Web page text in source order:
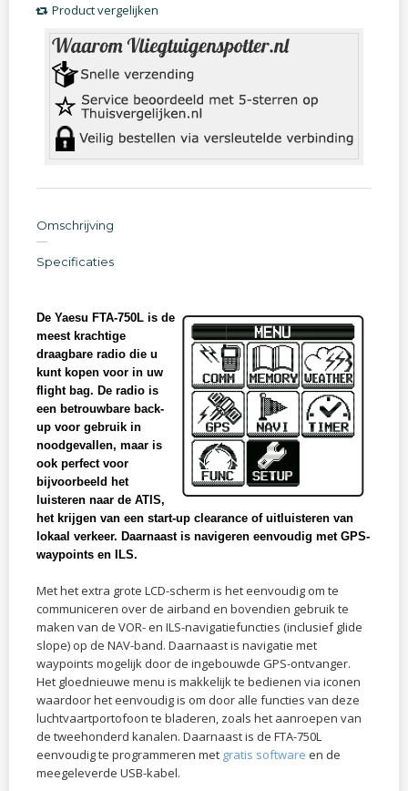
Product vergelijken
Omschrijving
Specificaties
De Yaesu FTA-750L is de
meest krachtige
draagbare radio die u
kunt kopen voor in uw
flight bag. De radio is
een betrouwbare back-
up voor gebruik in
noodgevallen, maar is
ook perfect voor
bijvoorbeeld het
luisteren naar de ATIS,
het krijgen van een start-up clearance of uitluisteren van
lokaal verkeer. Daarnaast is navigeren eenvoudig met GPS-
waypoints en ILS.
Met het extra grote LCD-scherm is het eenvoudig om te
communiceren over de airband en bovendien gebruik te
maken van de VOR- en ILS-navigatiefuncties (inclusief glide
slope) op de NAV-band. Daarnaast is navigatie met
waypoints mogelijk door de ingebouwde GPS-ontvanger.
Het gloednieuwe menu is makkelijk te bedienen via iconen
waardoor het eenvoudig is om door alle functies van deze
luchtvaartportofoon te bladeren, zoals het aanroepen van
de tweehonderd kanalen. Daarnaast is de FTA-750L
eenvoudig te programmeren met gratis software en de
meegeleverde USB-kabel.